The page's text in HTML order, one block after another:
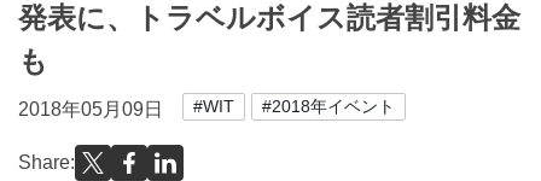
発表に、トラベルボイス読者割引料金
も
2018年05月09日 #WIT #2018年イベント
Share: